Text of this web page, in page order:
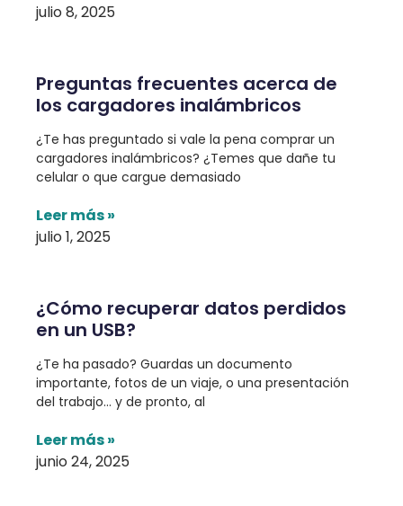
julio 8, 2025
Preguntas frecuentes acerca de
los cargadores inalámbricos
¿Te has preguntado si vale la pena comprar un
cargadores inalámbricos? ¿Temes que dañe tu
celular o que cargue demasiado
Leer más »
julio 1, 2025
¿Cómo recuperar datos perdidos
en un USB?
¿Te ha pasado? Guardas un documento
importante, fotos de un viaje, o una presentación
del trabajo… y de pronto, al
Leer más »
junio 24, 2025